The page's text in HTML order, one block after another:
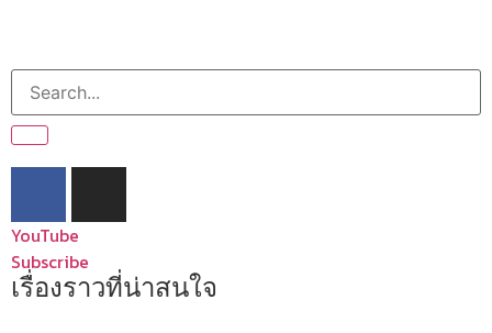
YouTube
Subscribe
เรื่องราวที่น่าสนใจ